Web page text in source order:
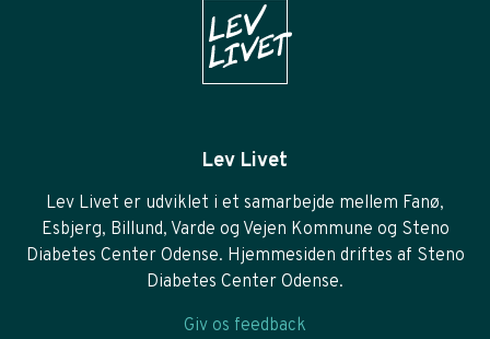
Lev Livet
Lev Livet er udviklet i et samarbejde mellem Fanø,
Esbjerg, Billund, Varde og Vejen Kommune og Steno
Diabetes Center Odense. Hjemmesiden driftes af Steno
Diabetes Center Odense.
Giv os feedback